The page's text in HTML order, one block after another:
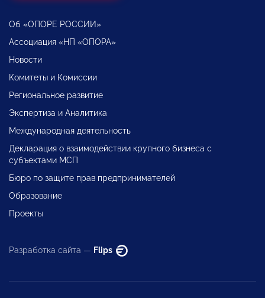
Об «ОПОРЕ РОССИИ»
Ассоциация «НП «ОПОРА»
Новости
Комитеты и Комиссии
Региональное развитие
Экспертиза и Аналитика
Международная деятельность
Декларация о взаимодействии крупного бизнеса с
субъектами МСП
Бюро по защите прав предпринимателей
Образование
Проекты
Разработка сайта — Flips